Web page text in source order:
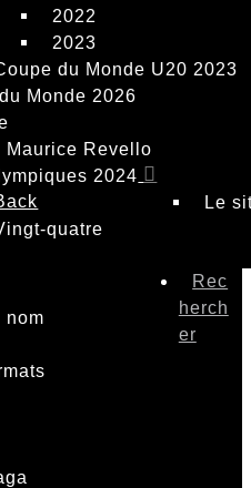
2022
2023
du Monde U20 2023
Monde 2026
Maurice Revello
2024
quatre
Le
nom
Rec
herch
er